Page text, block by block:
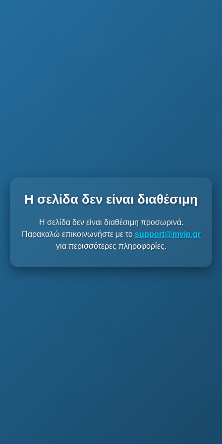
Η σελίδα δεν είναι διαθέσιμη
Η σελίδα δεν είναι διαθέσιμη προσωρινά.
Παρακαλώ επικοινωνήστε με το support@myip.gr
για περισσότερες πληροφορίες.